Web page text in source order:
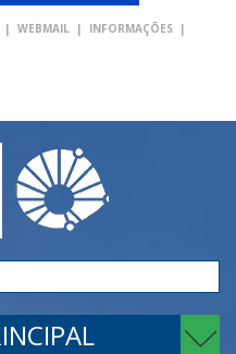
| WEBMAIL | INFORMAÇÕES |